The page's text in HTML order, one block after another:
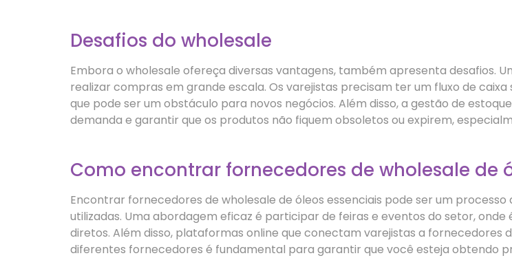
Desafios do wholesale
Embora o wholesale ofereça diversas vantagens, também apresenta desafios.
realizar compras em grande escala. Os varejistas precisam ter um fluxo de
que pode ser um obstáculo para novos negócios. Além disso, a gestão de
demanda e garantir que os produtos não fiquem obsoletos ou expirem,
Como encontrar fornecedores de wholesale de
Encontrar fornecedores de wholesale de óleos essenciais pode ser um
utilizadas. Uma abordagem eficaz é participar de feiras e eventos do setor,
diretos. Além disso, plataformas online que conectam varejistas a fornecedores
diferentes fornecedores é fundamental para garantir que você esteja obtendo